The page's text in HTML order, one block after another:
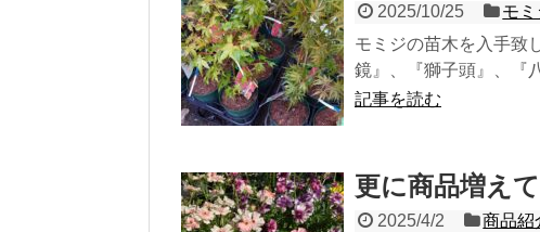
2025/10/25 モミ
モミジの苗木を入手致
鏡』、『獅子頭』、『
記事を読む
更に商品増えて
2025/4/2 商品紹